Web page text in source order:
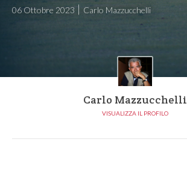
06 Ottobre 2023 Carlo Mazzucchelli
Carlo Mazzucchelli
VISUALIZZA IL PROFILO